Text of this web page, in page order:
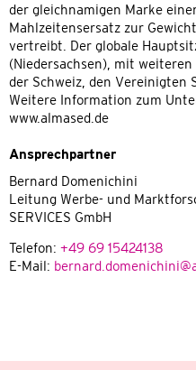
der gleichnamigen Marke
Mahlzeitensersatz zur
vertreibt. Der globale
(Niedersachsen), mit
der Schweiz, den Vereinigten
Weitere Information zum
www.almased.de
Ansprechpartner
Bernard Domenichini
Leitung Werbe- und
SERVICES GmbH
Telefon: +49 69 15424138
E-Mail: